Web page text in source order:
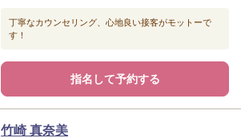
丁寧なカウンセリング、心地良い接客がモットーで
す！
指名して予約する
竹崎 真奈美